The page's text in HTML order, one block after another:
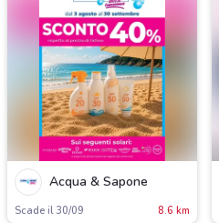
Acqua & Sapone
Scade il 30/09 8.6 km